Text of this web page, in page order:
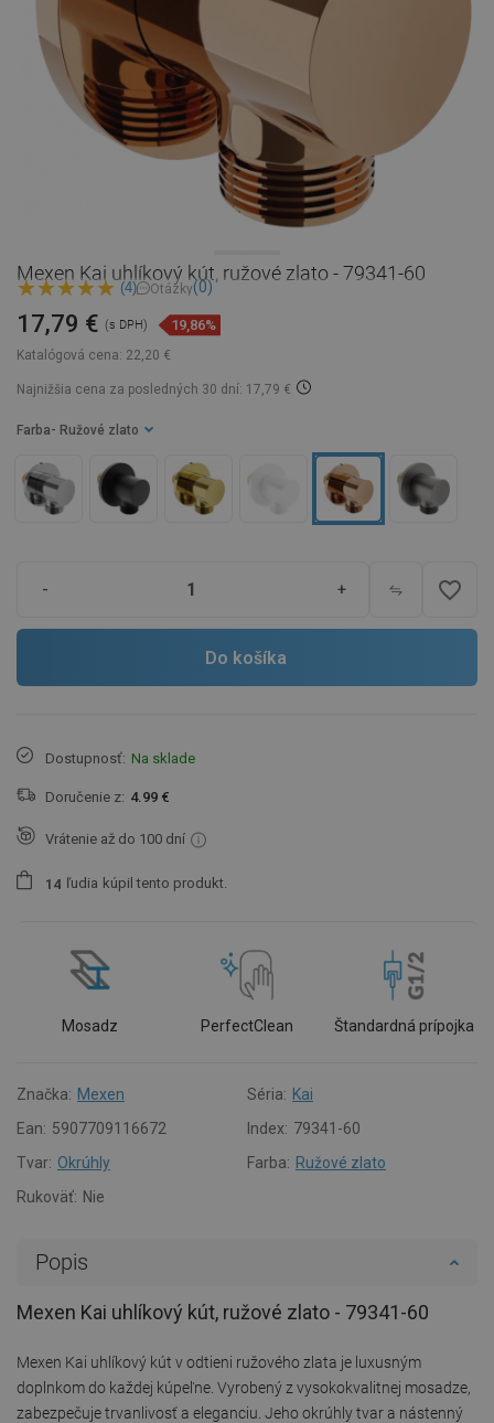
Mexen Kai uhlíkový kút, ružové zlato - 79341-60
(4) Otázky(0)
Katalógová cena: 22,20 €
17,79 € (s DPH) 19,86%
Najnižšia cena za posledných 30 dní: 17,79 €
Farba - Ružové zlato
- + favorite_border
Do košíka
Dostupnosť: Na sklade
Doručenie z: 4.99 €
Vrátenie až do 100 dní
1 4 ľudia kúpil tento produkt.
Mosadz PerfectClean Štandardná prípojka
Značka: Mexen Séria: Kai
Ean: 5907709116672 Index: 79341-60
Tvar: Okrúhly Farba: Ružové zlato
Rukoväť: Nie
Popis
Mexen Kai uhlíkový kút, ružové zlato - 79341-60
Mexen Kai uhlíkový kút v odtieni ružového zlata je luxusným
doplnkom do každej kúpeľne. Vyrobený z vysokokvalitnej mosadze,
zabezpečuje trvanlivosť a eleganciu. Jeho okrúhly tvar a nástenný